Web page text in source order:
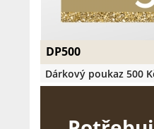
DP500
Dárkový poukaz 500